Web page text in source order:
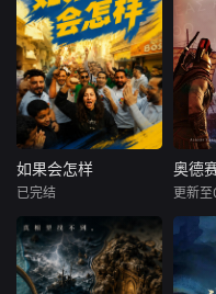
如果会怎样
内容涵盖多个主
题，包括政治、文
化、社会、经济和
如果会怎样
已完结
在
即
影
奥德
更新至